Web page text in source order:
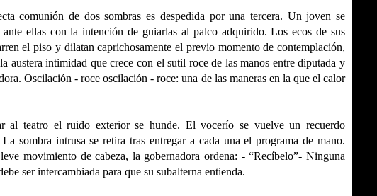
comunión de dos sombras es despedida por una tercera. Un joven se
ante ellas con la intención de guiarlas al palco adquirido. Los ecos de sus
el piso y dilatan caprichosamente el previo momento de contemplación,
austera intimidad que crece con el sutil roce de las manos entre diputada y
Oscilación - roce oscilación - roce: una de las maneras en la que el calor
al teatro el ruido exterior se hunde. El vocerío se vuelve un recuerdo
La sombra intrusa se retira tras entregar a cada una el programa de mano.
movimiento de cabeza, la gobernadora ordena: - “Recíbelo”- Ninguna
ser intercambiada para que su subalterna entienda.